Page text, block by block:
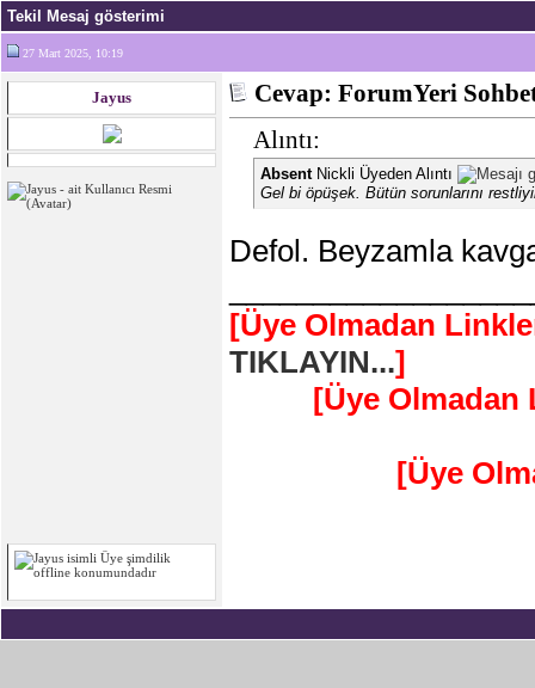
Tekil Mesaj gösterimi
27 Mart 2025, 10:19
Jayus
Cevap: ForumYeri
Alıntı:
AbsentNickli Üyeden Alıntı
Gel bi öpüşek. Bütün sorunlarını
Defol. Beyzamla
[Üye Olmadan
TIKLAYIN...]
[Üye
[Üye